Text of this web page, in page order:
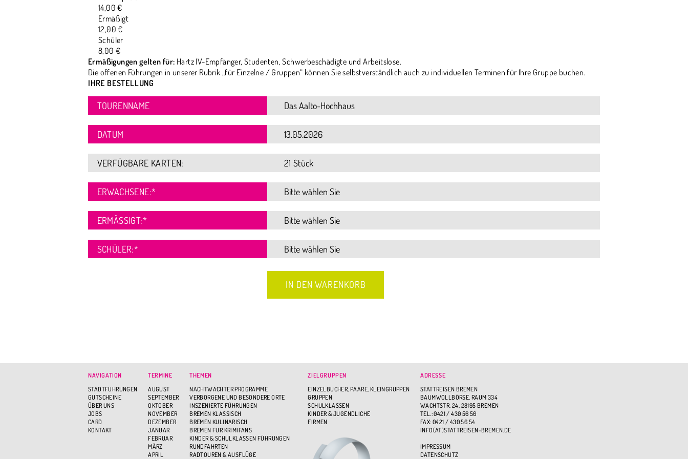
14,00 €
Ermäßigt
12,00 €
Schüler
8,00 €
Ermäßigungen gelten für: Hartz IV-Empfänger, Studenten, Schwerbeschädigte und Arbeitslose.
Die offenen Führungen in unserer Rubrik „für Einzelne / Gruppen“ können Sie selbstverständlich auch zu individuellen Terminen für Ihre Gruppe buchen.
IHRE BESTELLUNG
TOURENNAME
DATUM
VERFÜGBARE KARTEN: 21 Stück
ERWACHSENE:*
ERMÄSSIGT: *
SCHÜLER:*
NAVIGATION
STADTFÜHRUNGEN
GUTSCHEINE
ÜBER UNS
JOBS
CARD
KONTAKT
TERMINE
AUGUST
SEPTEMBER
OKTOBER
NOVEMBER
DEZEMBER
JANUAR
FEBRUAR
MÄRZ
APRIL
THEMEN
NACHTWÄCHTER PROGRAMME
VERBORGENE UND BESONDERE ORTE
INSZENIERTE FÜHRUNGEN
BREMEN KLASSISCH
BREMEN KULINARISCH
BREMEN FÜR KRIMIFANS
KINDER & SCHULKLASSEN FÜHRUNGEN
RUNDFAHRTEN
RADTOUREN & AUSFLÜGE
ZIELGRUPPEN
EINZELBUCHER, PAARE, KLEINGRUPPEN
GRUPPEN
SCHULKLASSEN
KINDER & JUGENDLICHE
FIRMEN
ADRESSE
STATTREISEN BREMEN
BAUMWOLLBÖRSE, RAUM 334
WACHTSTR. 24, 28195 BREMEN
TEL.: 0421 / 430 56 56
FAX: 0421 / 430 56 54
INFO(AT)STATTREISEN-BREMEN.DE
IMPRESSUM
DATENSCHUTZ